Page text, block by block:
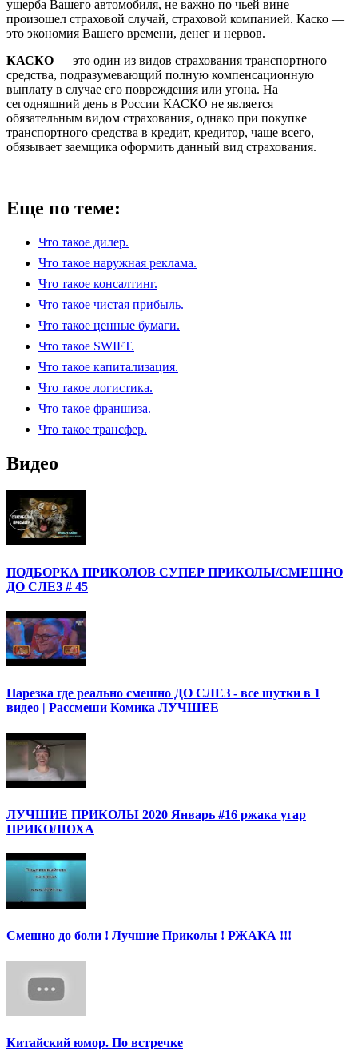
ущерба Вашего автомобиля, не важно по чьей вине
произошел страховой случай, страховой компанией. Каско —
это экономия Вашего времени, денег и нервов.
КАСКО — это один из видов страхования транспортного
средства, подразумевающий полную компенсационную
выплату в случае его повреждения или угона. На
сегодняшний день в России КАСКО не является
обязательным видом страхования, однако при покупке
транспортного средства в кредит, кредитор, чаще всего,
обязывает заемщика оформить данный вид страхования.
Еще по теме:
Что такое дилер.
Что такое наружная реклама.
Что такое консалтинг.
Что такое чистая прибыль.
Что такое ценные бумаги.
Что такое SWIFT.
Что такое капитализация.
Что такое логистика.
Что такое франшиза.
Что такое трансфер.
Видео
ПОДБОРКА ПРИКОЛОВ СУПЕР ПРИКОЛЫ/СМЕШНО
ДО СЛЕЗ # 45
Нарезка где реально смешно ДО СЛЕЗ - все шутки в 1
видео | Рассмеши Комика ЛУЧШЕЕ
ЛУЧШИЕ ПРИКОЛЫ 2020 Январь #16 ржака угар
ПРИКОЛЮХА
Смешно до боли ! Лучшие Приколы ! РЖАКА !!!
Китайский юмор. По встречке